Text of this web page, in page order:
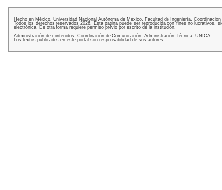
Hecho en México, Universidad Nacional Autónoma de México, Facultad de Ingeniería,
Todos los derechos reservados 2026. Esta pagina puede ser reproducida con fines no lucrativos,
electrónica. De otra forma requiere permiso previo por escrito de la institución.
Administración de contenidos: Coordinación de Comunicación. Administración Técnica: UNICA
Los textos publicados en este portal son responsabilidad de sus autores.